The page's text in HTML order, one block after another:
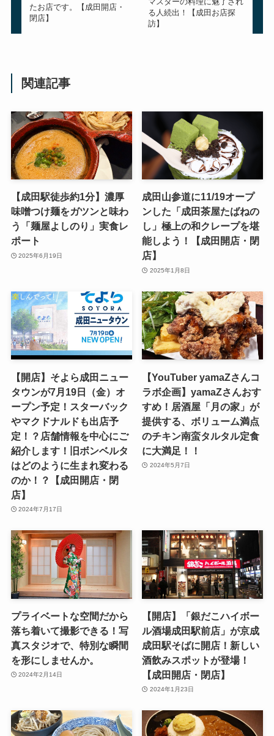
たお店です。【成田開店・
閉店】
る人続出！【成田お店探
訪】
関連記事
【成田駅徒歩約1分】濃厚
味噌つけ麺をガツンと味わ
う「麺屋よしのり」実食レ
ポート
2025年6月19日
成田山参道に11/19オープ
ンした「成田茶屋たばねの
し」極上の和クレープを堪
能しよう！【成田開店・閉
店】
2025年1月8日
【開店】そよら成田ニュー
タウンが7月19日（金）オ
ープン予定！スターバック
やマクドナルドも出店予
定！？店舗情報を中心にご
紹介します！旧ボンベルタ
はどのように生まれ変わる
のか！？【成田開店・閉
店】
2024年7月17日
【YouTuber yamaZさんコ
ラボ企画】yamaZさんおす
すめ！居酒屋「月の家」が
提供する、ボリューム満点
のチキン南蛮タルタル定食
に大満足！！
2024年5月7日
プライベートな空間だから
落ち着いて撮影できる！写
真スタジオで、特別な瞬間
を形にしませんか。
2024年2月14日
【開店】「銀だこハイボー
ル酒場成田駅前店」が京成
成田駅そばに開店！新しい
酒飲みスポットが登場！
【成田開店・閉店】
2024年1月23日